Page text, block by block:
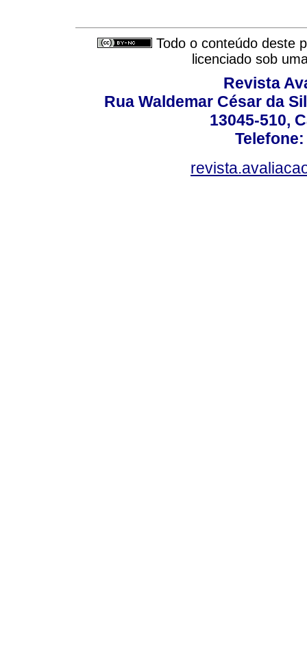
Todo o conteúdo deste
licenciado sob
Revista
Rua Waldemar César da
13045-510,
Telefone: